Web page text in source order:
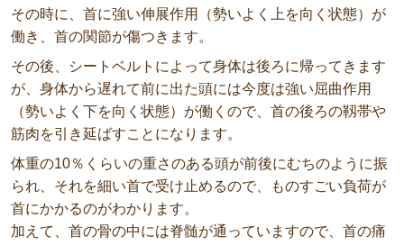
その時に、首に強い伸展作用（勢いよく上を向く状態）が
働き、首の関節が傷つきます。
その後、シートベルトによって身体は後ろに帰ってきます
が、身体から遅れて前に出た頭には今度は強い屈曲作用
（勢いよく下を向く状態）が働くので、首の後ろの靱帯や
筋肉を引き延ばすことになります。
体重の10％くらいの重さのある頭が前後にむちのように振
られ、それを細い首で受け止めるので、ものすごい負荷が
首にかかるのがわかります。
加えて、首の骨の中には脊髄が通っていますので、首の痛